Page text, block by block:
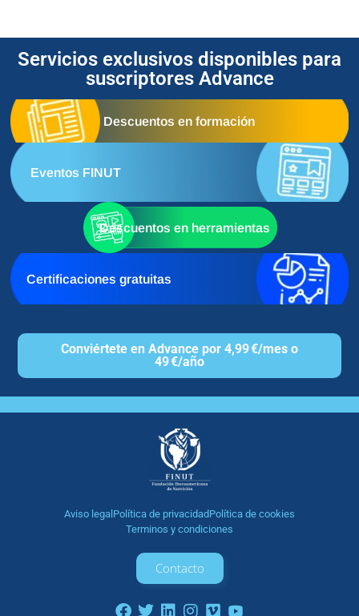
Servicios exclusivos disponibles para
suscriptores Advance
Descuentos en formación
Eventos FINUT
Descuentos en herramientas
Certificaciones gratuitas
Conviértete en Advance por 4,99 €/mes o
49 €/año
Aviso legalPolítica de privacidadPolítica de cookies
Terminos y condiciones
Contacto